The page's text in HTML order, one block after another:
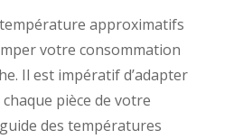
approximatifs
votre consommation
Il est impératif d’adapter
pièce de votre
des températures